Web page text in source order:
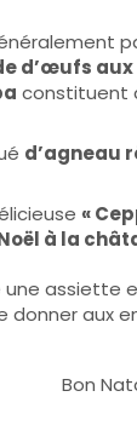
d’œufs aux
constituent
d’agneau
«
à la
assiette
donner aux
Bon